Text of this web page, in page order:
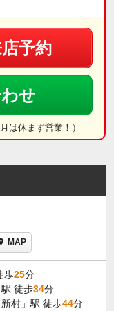
予約
せ
は休まず営業！）
MAP
歩25分
駅 徒歩34分
新村 」駅 徒歩44分